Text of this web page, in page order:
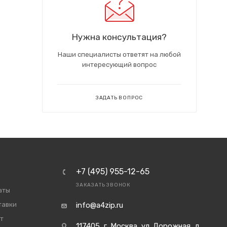
Нужна консультация?
Наши специалисты ответят на любой
интересующий вопрос
ЗАДАТЬ ВОПРОС
+7 (495) 955-12-65
ЗАКАЗАТЬ ЗВОНОК
info@a4zip.ru